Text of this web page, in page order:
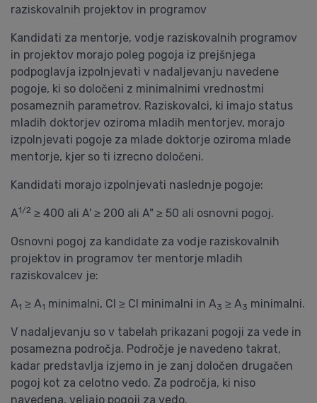
raziskovalnih projektov in programov
Kandidati za mentorje, vodje raziskovalnih programov
in projektov morajo poleg pogoja iz prejšnjega
podpoglavja izpolnjevati v nadaljevanju navedene
pogoje, ki so določeni z minimalnimi vrednostmi
posameznih parametrov. Raziskovalci, ki imajo status
mladih doktorjev oziroma mladih mentorjev, morajo
izpolnjevati pogoje za mlade doktorje oziroma mlade
mentorje, kjer so ti izrecno določeni.
Kandidati morajo izpolnjevati naslednje pogoje:
A1/2 ≥ 400 ali A' ≥ 200 ali A" ≥ 50 ali osnovni pogoj.
Osnovni pogoj za kandidate za vodje raziskovalnih
projektov in programov ter mentorje mladih
raziskovalcev je:
A1 ≥ A1 minimalni, CI ≥ CI minimalni in A3 ≥ A3 minimalni.
V nadaljevanju so v tabelah prikazani pogoji za vede in
posamezna področja. Področje je navedeno takrat,
kadar predstavlja izjemo in je zanj določen drugačen
pogoj kot za celotno vedo. Za področja, ki niso
navedena, veljajo pogoji za vedo.